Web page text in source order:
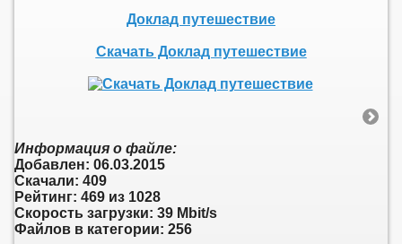
Доклад путешествие
Скачать Доклад путешествие
Информация о файле:
Добавлен: 06.03.2015
Скачали: 409
Рейтинг: 469 из 1028
Скорость загрузки: 39 Mbit/s
Файлов в категории: 256